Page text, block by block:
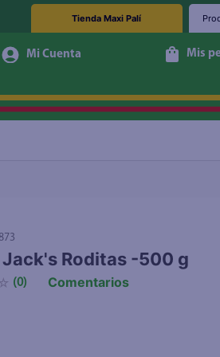
Tienda Maxi Palí
Mis
Jack's Roditas -500 g
☆ (0) Comentarios